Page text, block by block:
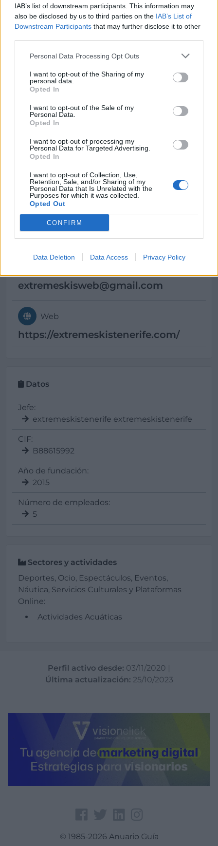
IAB’s list of downstream participants. This information may
also be disclosed by us to third parties on the IAB’s List of
Downstream Participants that may further disclose it to other
Personal Data Processing Opt Outs
I want to opt-out of the Sharing of my
personal data.
Opted In
I want to opt-out of the Sale of my
Personal Data.
Opted In
I want to opt-out of processing my
Personal Data for Targeted Advertising.
Opted In
I want to opt-out of Collection, Use,
Retention, Sale, and/or Sharing of my
Personal Data that Is Unrelated with the
Purposes for which it was collected.
Opted Out
CONFIRM
Data Deletion Data Access Privacy Policy
Región
Sta. Cruz de Tenerife
Adeje
Contacto
Dirección
Puerto Colon Pantalan numero 7,
38660 Adeje (Sta. Cruz de Tenerife)
Teléfono
642811912
extremeskisweb@gmail.com
Web
https://extremeskistenerife.com/
Datos
Jefe:
extremeskistenerife extremeskistenerife
CIF:
B88615992
Año de fundación:
2015
Número de empleados:
5
Sectores y actividades
Deportes, Ocio, Espectáculos, Eventos,
Náutica, Servicios Culturales y Plataformas
Online:
Actividades Acuáticas
Perfil activo desde: 03/11/2020
Última actualización: 25/10/2023
© 1985-2026 Anuario Guía